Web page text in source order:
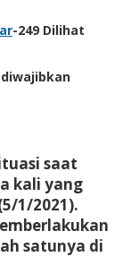
-249 Dilihat
saat
kali yang
1/2021).
satunya di